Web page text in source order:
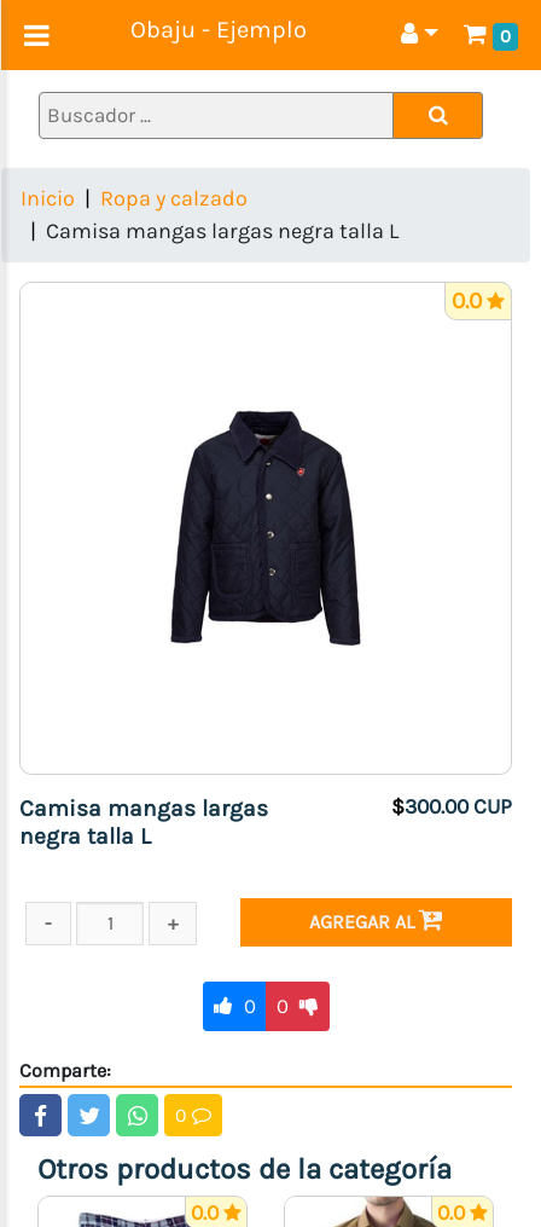
Obaju - Ejemplo 0
Alimentos
Ropa
calzado
Regalos
Inicio
Ropa y calzado
Camisa mangas largas negra talla L
0.0
Camisa mangas largas
negra talla L
$300.00 CUP
AGREGAR AL
0 0
Comparte:
0
Otros productos de la categoría
0.0 0.0